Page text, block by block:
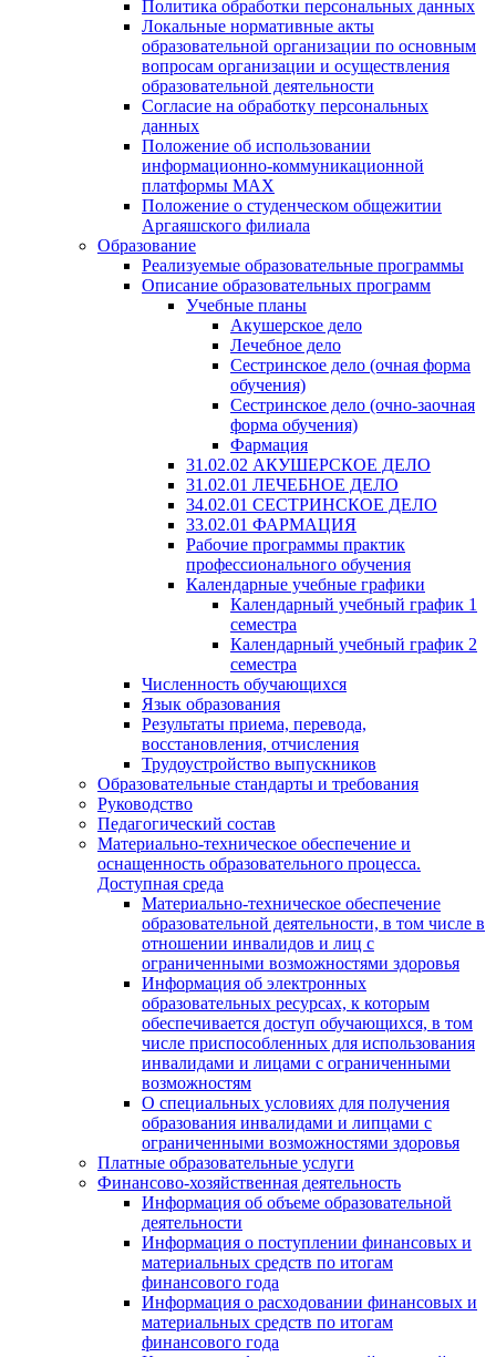
Политика обработки персональных данных
Локальные нормативные акты
образовательной организации по основным
вопросам организации и осуществления
образовательной деятельности
Согласие на обработку персональных
данных
Положение об использовании
информационно-коммуникационной
платформы MAX
Положение о студенческом общежитии
Аргаяшского филиала
Образование
Реализуемые образовательные программы
Описание образовательных программ
Учебные планы
Акушерское дело
Лечебное дело
Сестринское дело (очная форма
обучения)
Сестринское дело (очно-заочная
форма обучения)
Фармация
31.02.02 АКУШЕРСКОЕ ДЕЛО
31.02.01 ЛЕЧЕБНОЕ ДЕЛО
34.02.01 СЕСТРИНСКОЕ ДЕЛО
33.02.01 ФАРМАЦИЯ
Рабочие программы практик
профессионального обучения
Календарные учебные графики
Календарный учебный график 1
семестра
Календарный учебный график 2
семестра
Численность обучающихся
Язык образования
Результаты приема, перевода,
восстановления, отчисления
Трудоустройство выпускников
Образовательные стандарты и требования
Руководство
Педагогический состав
Материально-техническое обеспечение и
оснащенность образовательного процесса.
Доступная среда
Материально-техническое обеспечение
образовательной деятельности, в том числе в
отношении инвалидов и лиц с
ограниченными возможностями здоровья
Информация об электронных
образовательных ресурсах, к которым
обеспечивается доступ обучающихся, в том
числе приспособленных для использования
инвалидами и лицами с ограниченными
возможностям
О специальных условиях для получения
образования инвалидами и липцами с
ограниченными возможностями здоровья
Платные образовательные услуги
Финансово-хозяйственная деятельность
Информация об объеме образовательной
деятельности
Информация о поступлении финансовых и
материальных средств по итогам
финансового года
Информация о расходовании финансовых и
материальных средств по итогам
финансового года